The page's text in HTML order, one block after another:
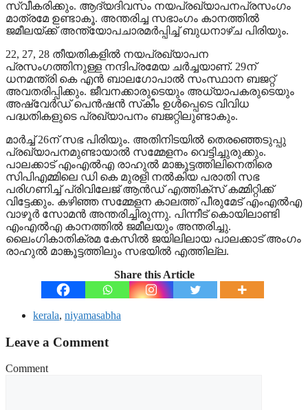
സ്വീകരിക്കും. ആദ്യദിവസം നയപ്രഖ്യാപനപ്രസംഗം
മാത്രമേ ഉണ്ടാകൂ. അന്തരിച്ച സഭാംഗം കാനത്തില്‍
ജമീലയ്ക്ക് അന്ത്യോപചാരമര്‍പ്പിച്ച് ബുധനാഴ്ച പിരിയും.
22, 27, 28 തീയതികളില്‍ നയപ്രഖ്യാപന
പ്രസംഗത്തിനുള്ള നന്ദിപ്രമേയ ചര്‍ച്ചയാണ്. 29ന്
ധനമന്ത്രി കെ എന്‍ ബാലഗോപാല്‍ സംസ്ഥാന ബജറ്റ്
അവതരിപ്പിക്കും. ജീവനക്കാരുടെയും അധ്യാപകരുടെയും
അഷ്വേര്‍ഡ് പെന്‍ഷന്‍ സ്‌കീം ഉള്‍പ്പെടെ വിവിധ
പദ്ധതികളുടെ പ്രഖ്യാപനം ബജറ്റിലുണ്ടാകും.
മാര്‍ച്ച് 26ന് സഭ പിരിയും. അതിനിടയില്‍ തെരഞ്ഞെടുപ്പു
പ്രഖ്യാപനമുണ്ടായാല്‍ സമ്മേളനം വെട്ടിച്ചുരുക്കും.
പാലക്കാട് എംഎല്‍എ രാഹുല്‍ മാങ്കൂട്ടത്തിലിനെതിരെ
സിപിഎമ്മിലെ ഡി കെ മുരളി നല്‍കിയ പരാതി സഭ
പരിഗണിച്ച് പ്രിവിലേജ് ആന്‍ഡ് എത്തിക്സ് കമ്മിറ്റിക്ക്
വിട്ടേക്കും. കഴിഞ്ഞ സമ്മേളന കാലത്ത് പീരുമേട് എംഎല്‍എ
വാഴൂര്‍ സോമന്‍ അന്തരിച്ചിരുന്നു. പിന്നീട് കൊയിലാണ്ടി
എംഎല്‍എ കാനത്തില്‍ ജമീലയും അന്തരിച്ചു.
ലൈംഗികാതിക്രമ കേസില്‍ ജയിലിലായ പാലക്കാട് അംഗം
രാഹുല്‍ മാങ്കൂട്ടത്തിലും സഭയില്‍ എത്തില്ല.
Share this Article
kerala, niyamasabha
Leave a Comment
Comment